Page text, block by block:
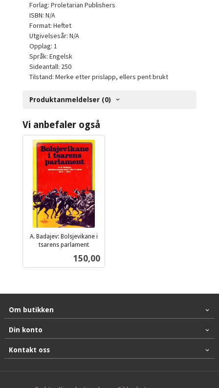
Forlag: Proletarian Publishers
ISBN: N/A
Format: Heftet
Utgivelsesår: N/A
Opplag: 1
Språk: Engelsk
Sideantall: 250
Tilstand: Merke etter prislapp, ellers pent brukt
Produktanmeldelser (0)
Vi anbefaler også
A. Badajev: Bolsjevikane i
tsarens parlament
Pris
150,00
Om butikken
Din konto
Kontakt oss